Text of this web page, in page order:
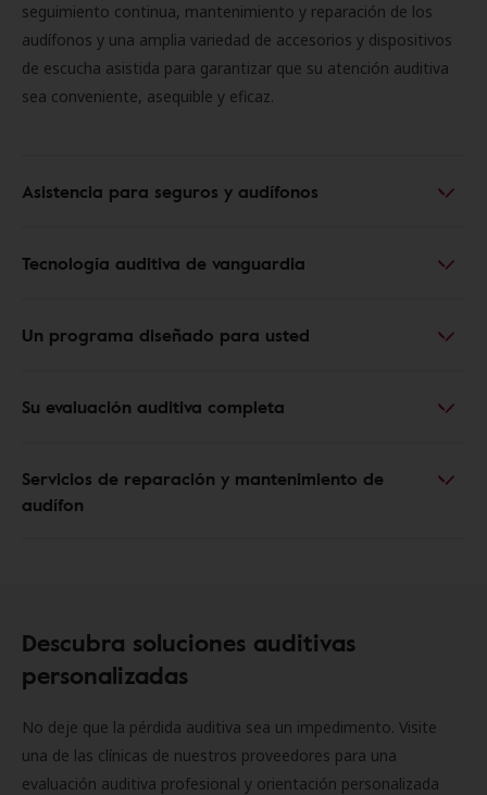
seguimiento continua, mantenimiento y reparación de los
audífonos y una amplia variedad de accesorios y dispositivos
de escucha asistida para garantizar que su atención auditiva
sea conveniente, asequible y eficaz.
Asistencia para seguros y audífonos
Tecnología auditiva de vanguardia
Un programa diseñado para usted
Su evaluación auditiva completa
Servicios de reparación y mantenimiento de
audífon
Descubra soluciones auditivas
personalizadas
No deje que la pérdida auditiva sea un impedimento. Visite
una de las clínicas de nuestros proveedores para una
evaluación auditiva profesional y orientación personalizada